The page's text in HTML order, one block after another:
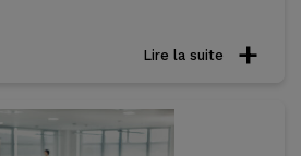
Lire la suite